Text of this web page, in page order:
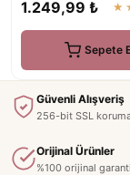
1.249,99 ₺
Sepete
Güvenli Alışveriş
256-bit SSL
Orijinal Ürünler
%100 orijinal garanti